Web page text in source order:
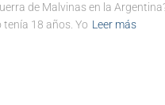
de Malvinas en la
tenía 18 años. Yo Leer más